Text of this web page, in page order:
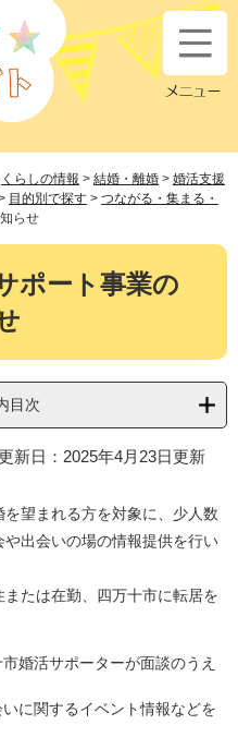
くらしの情報 > 結婚・離婚 > 婚活支援
目的別で探す > つながる・集まる・
らせ
ポート事業の
目次
新日：2025年4月23日更新
望まれる方を対象に、少人数
出会いの場の情報提供を行い
たは在勤、四万十市に転居を
婚活サポーターが面談のうえ
に関するイベント情報などを